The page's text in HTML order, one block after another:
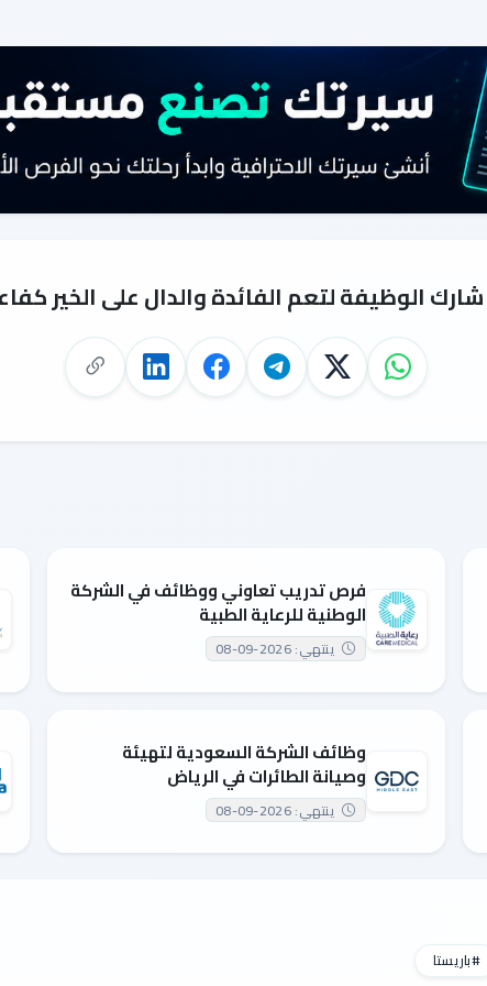
شارك الوظيفة لتعم الفائدة والدال على الخير
فرص تدريب تعاوني ووظائف في الشركة
الوطنية للرعاية الطبية
ينتهي: 2026-09-08
وظائف الشركة السعودية لتهيئة
وصيانة الطائرات في الرياض
ينتهي: 2026-09-08
#باريستا